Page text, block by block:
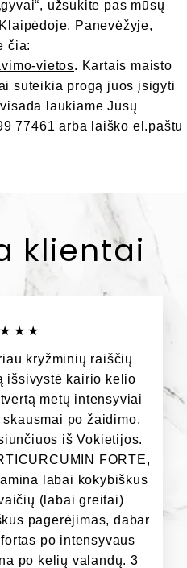
užsukite pas mūsų
Panevėžyje,
čia:
vietos. Kartais maisto
suteikia progą juos įsigyti
laukiame Jūsų
77461 arba laiško el.paštu
klientai
kryžminių raiščių
išsivystė kairio kelio
metų intensyviai
po žaidimo,
iš Vokietijos.
FORTE,
labai kokybiškus
(labai greitai)
pagerėjimas, dabar
po intensyvaus
po kelių valandų. 3